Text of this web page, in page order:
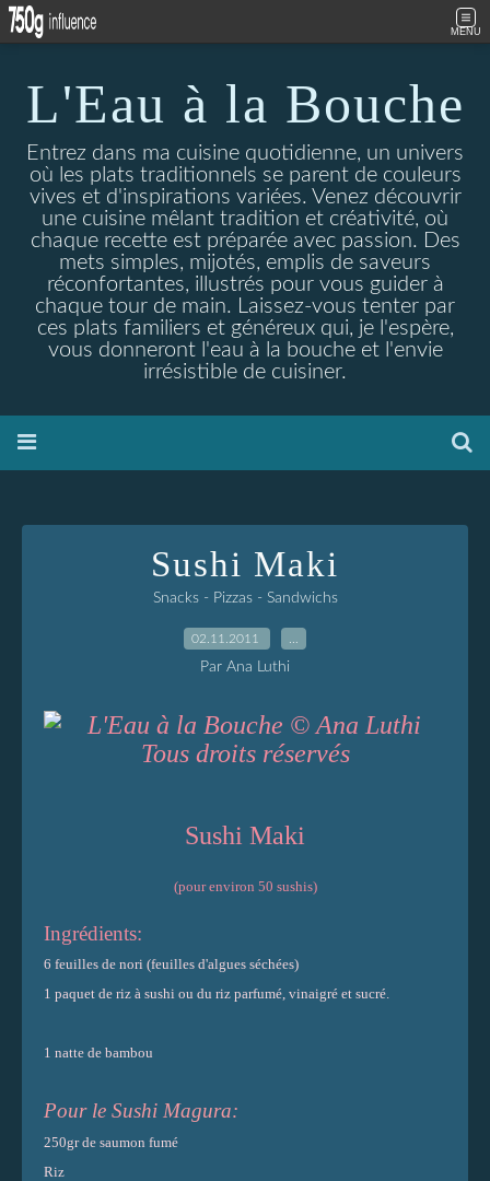
MENU
L'Eau à la Bouche
Entrez dans ma cuisine quotidienne, un univers
où les plats traditionnels se parent de couleurs
vives et d'inspirations variées. Venez découvrir
une cuisine mêlant tradition et créativité, où
chaque recette est préparée avec passion. Des
mets simples, mijotés, emplis de saveurs
réconfortantes, illustrés pour vous guider à
chaque tour de main. Laissez-vous tenter par
ces plats familiers et généreux qui, je l'espère,
vous donneront l'eau à la bouche et l'envie
irrésistible de cuisiner.
Sushi Maki
Snacks - Pizzas - Sandwichs
02.11.2011
Par Ana Luthi
Sushi Maki
(pour environ 50 sushis)
Ingrédients:
6 feuilles de nori (feuilles d'algues séchées)
1 paquet de riz à sushi ou du riz parfumé, vinaigré et sucré.
1 natte de bambou
Pour le Sushi Magura:
250gr de saumon fumé
Riz